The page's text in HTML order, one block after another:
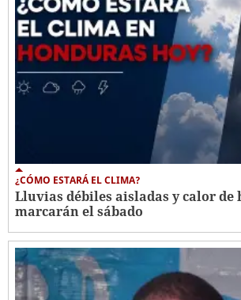
¿CÓMO ESTARÁ EL CLIMA?
Lluvias débiles aisladas y calor de
marcarán el sábado